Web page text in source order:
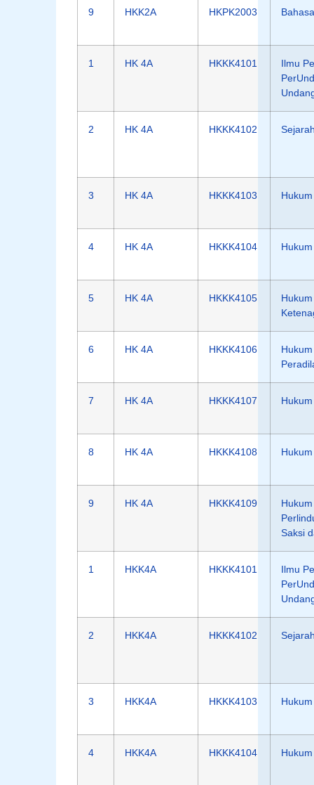
9 HKK2A HKPK2003
1 HK 4A HKKK4101
Ilmu
2 HK 4A HKKK4102
3 HK 4A HKKK4103
4 HK 4A HKKK4104
5 HK 4A HKKK4105
Hukum
6 HK 4A HKKK4106
7 HK 4A HKKK4107
8 HK 4A HKKK4108
9 HK 4A HKKK4109
Hukum
Saksi
1 HKK4A HKKK4101
Ilmu
2 HKK4A HKKK4102
3 HKK4A HKKK4103
4 HKK4A HKKK4104